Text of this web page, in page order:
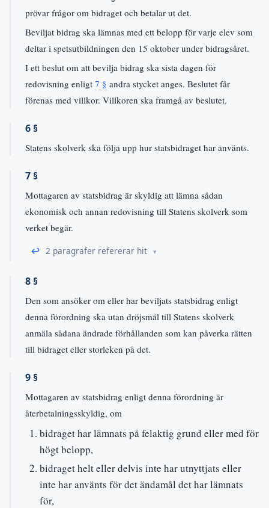
prövar frågor om bidraget och betalar ut det.
Beviljat bidrag ska lämnas med ett belopp för varje elev som
deltar i spetsutbildningen den 15 oktober under bidragsåret.
I ett beslut om att bevilja bidrag ska sista dagen för
redovisning enligt 7 § andra stycket anges. Beslutet får
förenas med villkor. Villkoren ska framgå av beslutet.
6 §
Statens skolverk ska följa upp hur statsbidraget har använts.
7 §
Mottagaren av statsbidrag är skyldig att lämna sådan
ekonomisk och annan redovisning till Statens skolverk som
verket begär.
↩ 2 paragrafer refererar hit
8 §
Den som ansöker om eller har beviljats statsbidrag enligt
denna förordning ska utan dröjsmål till Statens skolverk
anmäla sådana ändrade förhållanden som kan påverka rätten
till bidraget eller storleken på det.
9 §
Mottagaren av statsbidrag enligt denna förordning är
återbetalningsskyldig, om
bidraget har lämnats på felaktig grund eller med för
högt belopp,
bidraget helt eller delvis inte har utnyttjats eller
inte har använts för det ändamål det har lämnats
för,